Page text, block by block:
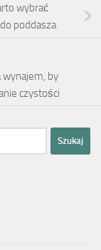
wybrać
poddasza
wynajem, by
czystości